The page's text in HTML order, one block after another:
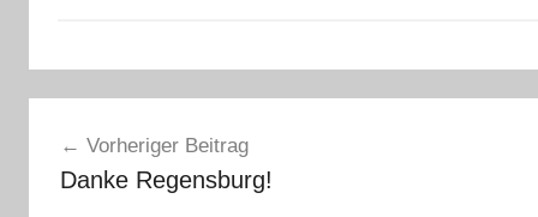
g
Vorheriger Beitrag
Danke Regensburg!